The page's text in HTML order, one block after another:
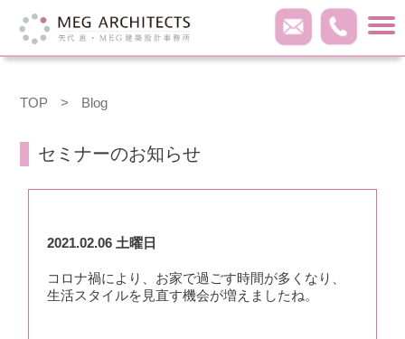
TOP > Blog
セミナーのお知らせ
2021.02.06 土曜日
コロナ禍により、お家で過ごす時間が多くなり、
生活スタイルを見直す機会が増えましたね。